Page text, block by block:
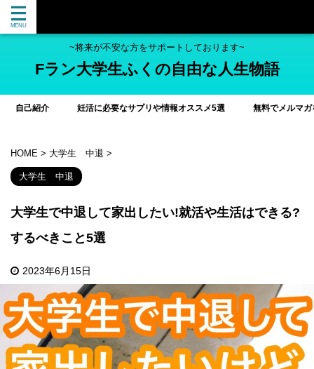
~将来が不安な方をサポートしております~
Fラン大学生ふくの自由な人生物語
自己紹介 妊活に必要なサプリや情報オススメ5選 無料でメルマガ
HOME > 大学生 中退 >
大学生 中退
大学生で中退して家出したい!就活や生活はできる?
するべきこと5選
2023年6月15日